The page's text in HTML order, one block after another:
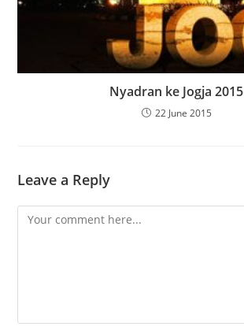
Nyadran ke Jogja 2015
22 June 2015
Leave a Reply
Comment